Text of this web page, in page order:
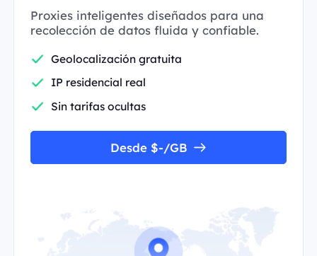
Proxies inteligentes diseñados para una
recolección de datos fluida y confiable.
Geolocalización gratuita
IP residencial real
Sin tarifas ocultas
Desde $-/GB